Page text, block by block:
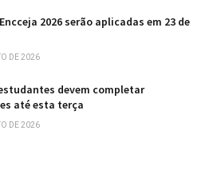
2026 serão aplicadas em 23 de
DE 2026
devem completar
até esta terça
DE 2026